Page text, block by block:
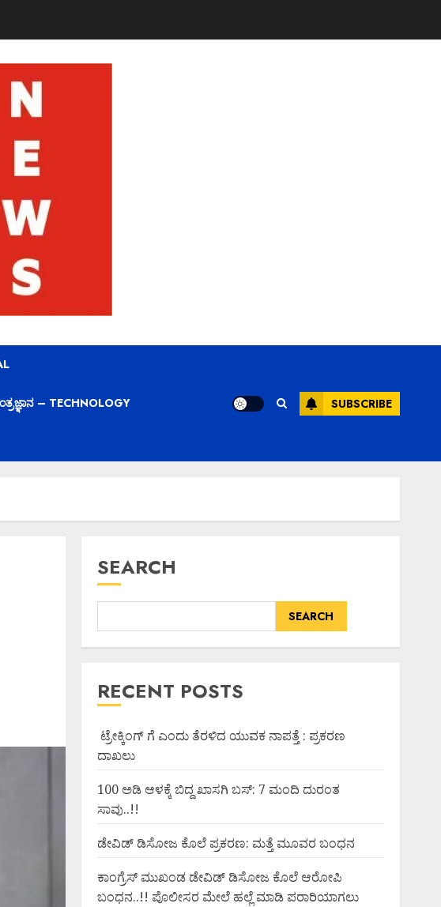
– TECHNOLOGY SUBSCRIBE
SEARCH
SEARCH
RECENT POSTS
ಟ್ರೇಕ್ಕಿಂಗ್ ಗೆ ಎಂದು ತೆರಳಿದ ಯುವಕ ನಾಪತ್ತೆ : ಪ್ರಕರಣ
ದಾಖಲು
100 ಅಡಿ ಆಳಕ್ಕೆ ಬಿದ್ದ ಖಾಸಗಿ ಬಸ್: 7 ಮಂದಿ ದುರಂತ
ಸಾವು..!!
ಡೇವಿಡ್ ಡಿಸೋಜ ಕೊಲೆ ಪ್ರಕರಣ: ಮತ್ತೆ ಮೂವರ ಬಂಧನ
ಕಾಂಗ್ರೆಸ್ ಮುಖಂಡ ಡೇವಿಡ್ ಡಿಸೋಜ ಕೊಲೆ ಆರೋಪಿ
ಬಂಧನ..!! ಪೊಲೀಸರ ಮೇಲೆ ಹಲ್ಲೆ ಮಾಡಿ ಪರಾರಿಯಾಗಲು